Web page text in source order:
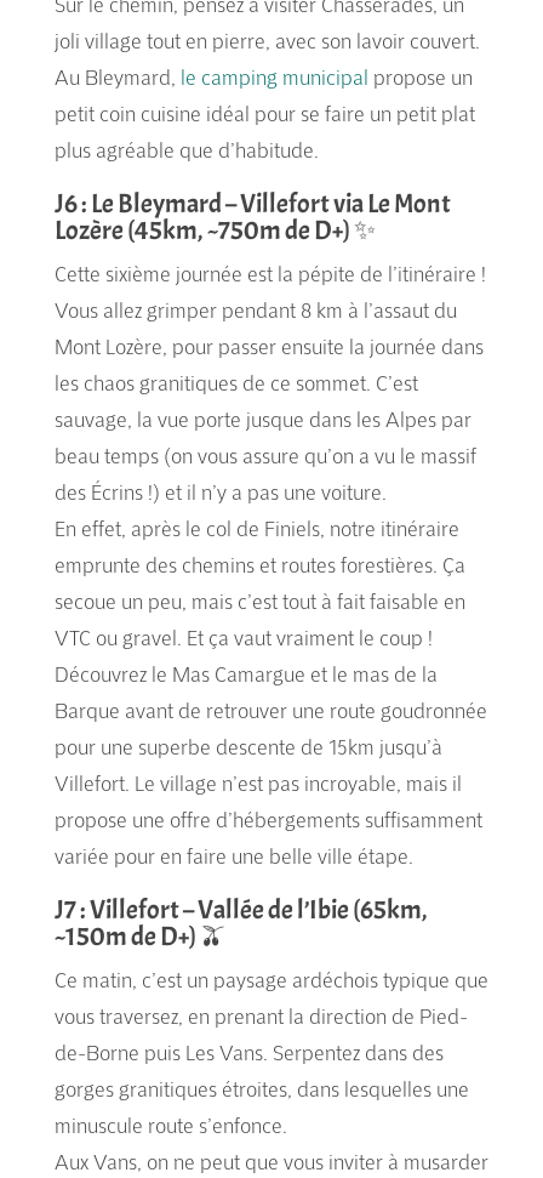
joli village tout en pierre, avec son lavoir couvert.
Au Bleymard, le camping municipal propose un
petit coin cuisine idéal pour se faire un petit plat
plus agréable que d’habitude.
J6 : Le Bleymard – Villefort via Le Mont
Lozère (45km, ~750m de D+) ✨
Cette sixième journée est la pépite de l’itinéraire !
Vous allez grimper pendant 8 km à l’assaut du
Mont Lozère, pour passer ensuite la journée dans
les chaos granitiques de ce sommet. C’est
sauvage, la vue porte jusque dans les Alpes par
beau temps (on vous assure qu’on a vu le massif
des Écrins !) et il n’y a pas une voiture.
En effet, après le col de Finiels, notre itinéraire
emprunte des chemins et routes forestières. Ça
secoue un peu, mais c’est tout à fait faisable en
VTC ou gravel. Et ça vaut vraiment le coup !
Découvrez le Mas Camargue et le mas de la
Barque avant de retrouver une route goudronnée
pour une superbe descente de 15km jusqu’à
Villefort. Le village n’est pas incroyable, mais il
propose une offre d’hébergements suffisamment
variée pour en faire une belle ville étape.
J7 : Villefort – Vallée de l’Ibie (65km,
~150m de D+) 🫒
Ce matin, c’est un paysage ardéchois typique que
vous traversez, en prenant la direction de Pied-
de-Borne puis Les Vans. Serpentez dans des
gorges granitiques étroites, dans lesquelles une
minuscule route s’enfonce.
Aux Vans, on ne peut que vous inviter à musarder